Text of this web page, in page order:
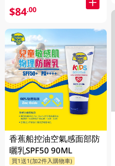
$84.00
香蕉船控油空氣感面部防
曬乳SPF50 90ML
買1送1(加2件入購物車)